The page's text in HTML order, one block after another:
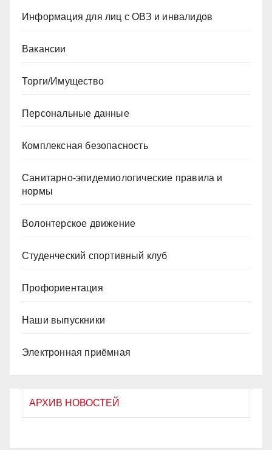
Информация для лиц с ОВЗ и инвалидов
Вакансии
Торги/Имущество
Персональные данные
Комплексная безопасность
Санитарно-эпидемиологические правила и
нормы
Волонтерское движение
Студенческий спортивный клуб
Профориентация
Наши выпускники
Электронная приёмная
АРХИВ НОВОСТЕЙ